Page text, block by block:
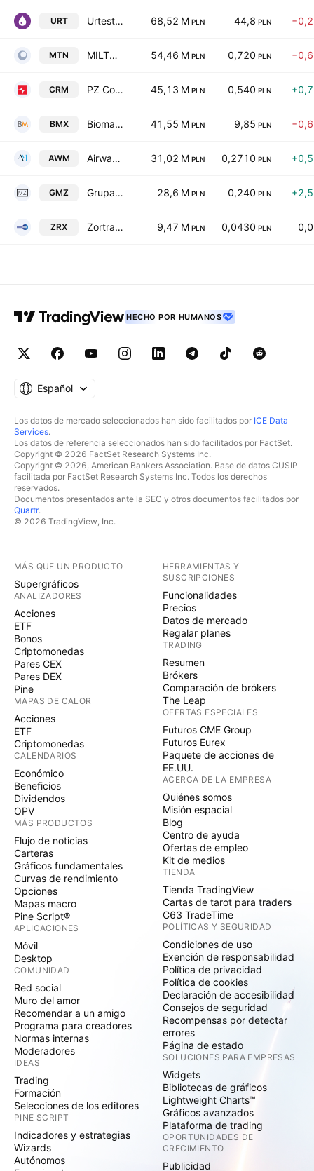
URT Urteste S.A. 68,52 M PLN 44,8 PLN
MTN MILTON ESSEX S.A. 54,46 M PLN 0,720 PLN
CRM PZ Cormay S.A. 45,13 M PLN 0,540 PLN
BMX Biomaxima SA 41,55 M PLN 9,85 PLN
AWM Airway Medix SA 31,02 M PLN 0,2710 PLN
GMZ Grupa Modne Zakupy S.A. 28,6 M PLN 0,240 PLN
ZRX Zortrax SA 9,47 M PLN 0,0430 PLN
HECHO POR HUMANOS
Español
Los datos de mercado seleccionados han sido facilitados por ICE Data
Services.
Los datos de referencia seleccionados han sido facilitados por FactSet.
Copyright © 2026 FactSet Research Systems Inc.
Copyright © 2026, American Bankers Association. Base de datos CUSIP
facilitada por FactSet Research Systems Inc. Todos los derechos
reservados.
Documentos presentados ante la SEC y otros documentos facilitados por
Quartr.
© 2026 TradingView, Inc.
MÁS QUE UN PRODUCTO
Supergráficos
ANALIZADORES
Acciones
ETF
Bonos
Criptomonedas
Pares CEX
Pares DEX
Pine
MAPAS DE CALOR
Acciones
ETF
Criptomonedas
CALENDARIOS
Económico
Beneficios
Dividendos
OPV
MÁS PRODUCTOS
Flujo de noticias
Carteras
Gráficos fundamentales
Curvas de rendimiento
Opciones
Mapas macro
Pine Script®
APLICACIONES
Móvil
Desktop
COMUNIDAD
Red social
Muro del amor
Recomendar a un amigo
Programa para creadores
Normas internas
Moderadores
IDEAS
Trading
Formación
Selecciones de los editores
PINE SCRIPT
Indicadores y estrategias
Wizards
Autónomos
HERRAMIENTAS Y
SUSCRIPCIONES
Funcionalidades
Precios
Datos de mercado
Regalar planes
TRADING
Resumen
Brókers
Comparación de brókers
The Leap
OFERTAS ESPECIALES
Futuros CME Group
Futuros Eurex
Paquete de acciones de
EE.UU.
ACERCA DE LA EMPRESA
Quiénes somos
Misión espacial
Blog
Centro de ayuda
Ofertas de empleo
Kit de medios
TIENDA
Tienda TradingView
Cartas de tarot para traders
C63 TradeTime
POLÍTICAS Y SEGURIDAD
Condiciones de uso
Exención de responsabilidad
Política de privacidad
Política de cookies
Declaración de accesibilidad
Consejos de seguridad
Recompensas por detectar
errores
Página de estado
SOLUCIONES PARA EMPRESAS
Widgets
Bibliotecas de gráficos
Lightweight Charts™
Gráficos avanzados
Plataforma de trading
OPORTUNIDADES DE
CRECIMIENTO
Publicidad